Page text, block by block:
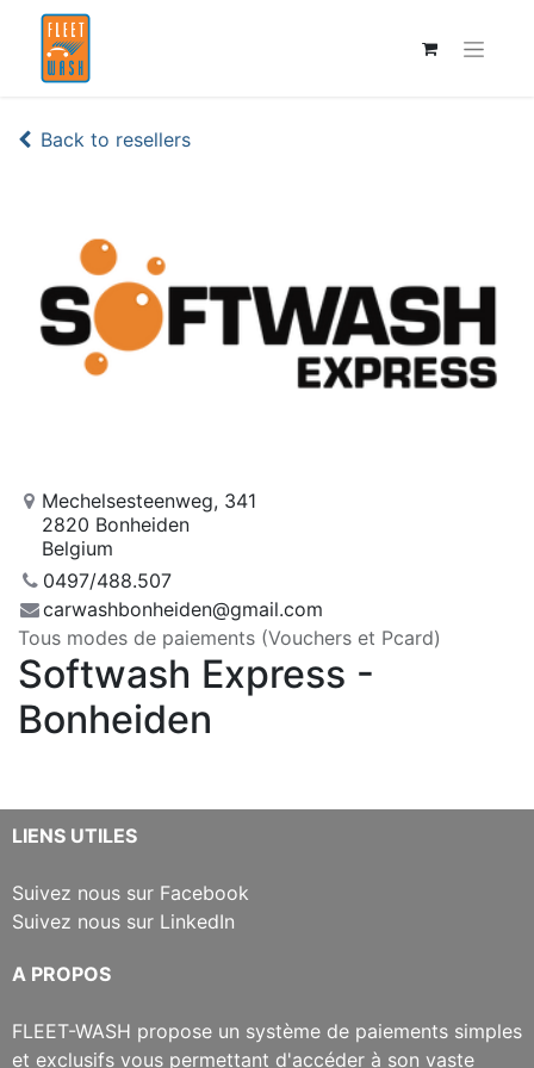
Back to resellers
Mechelsesteenweg, 341
2820 Bonheiden
Belgium
0497/488.507
carwashbonheiden@gmail.com
Tous modes de paiements (Vouchers et Pcard)
Softwash Express -
Bonheiden
​LIENS UTILES
Suivez nous sur Facebook
Suivez nous sur LinkedIn
​A PROPOS
​FLEET-WASH propose un système de paiements simples
et exclusifs vous permettant d'accéder à son vaste